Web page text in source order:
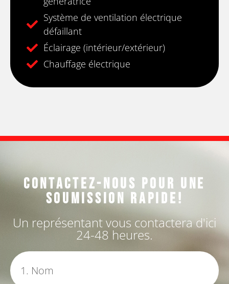
Système de ventilation électrique
défaillant
Éclairage (intérieur/extérieur)
Chauffage électrique
Contactez-nous pour une
soumission rapide!
Un représentant vous contactera d'ici
24-48 heures.